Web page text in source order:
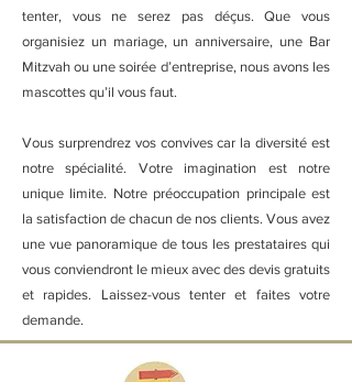
tenter, vous ne serez pas déçus. Que vous
organisiez un mariage, un anniversaire, une Bar
Mitzvah ou une soirée d’entreprise, nous avons les
mascottes qu’il vous faut.
Vous surprendrez vos convives car la diversité est
notre spécialité. Votre imagination est notre
unique limite. Notre préoccupation principale est
la satisfaction de chacun de nos clients. Vous avez
une vue panoramique de tous les prestataires qui
vous conviendront le mieux avec des devis gratuits
et rapides. Laissez-vous tenter et faites votre
demande.